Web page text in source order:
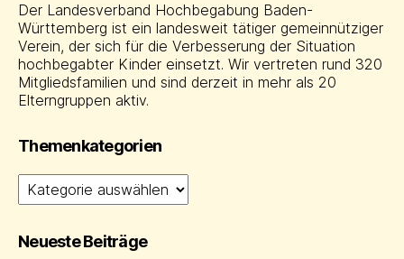
Der Landesverband Hochbegabung Baden-
Württemberg ist ein landesweit tätiger gemeinnütziger
Verein, der sich für die Verbesserung der Situation
hochbegabter Kinder einsetzt. Wir vertreten rund 320
Mitgliedsfamilien und sind derzeit in mehr als 20
Elterngruppen aktiv.
Themenkategorien
Themenkategorien
Neueste Beiträge